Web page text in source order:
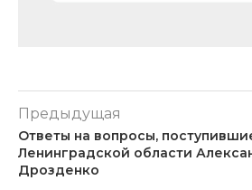
Предыдущая
Ответы на вопросы,
Ленинградской области
Дрозденко